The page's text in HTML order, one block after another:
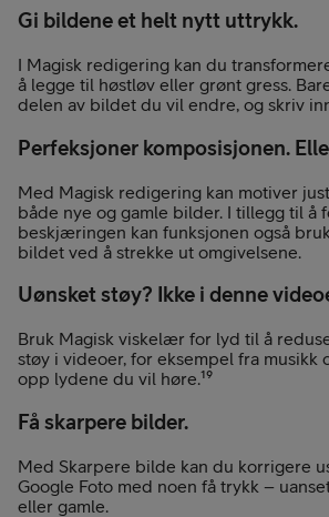
Gi bildene et helt nytt uttrykk.
I Magisk redigering kan du
å legge til høstløv eller grønt gress.
delen av bildet du vil endre, og skriv
Perfeksjoner komposisjonen.
Med Magisk redigering kan motiver
både nye og gamle bilder. I tillegg til å
beskjæringen kan funksjonen også
bildet ved å strekke ut omgivelsene.
Uønsket støy? Ikke i denne
Bruk Magisk viskelær for lyd til å
støy i videoer, for eksempel fra musikk
opp lydene du vil høre.¹⁹
Få skarpere bilder.
Med Skarpere bilde kan du korrigere
Google Foto med noen få trykk –
eller gamle.